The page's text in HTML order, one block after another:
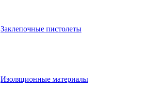
Заклепочные пистолеты
Изоляционные материалы